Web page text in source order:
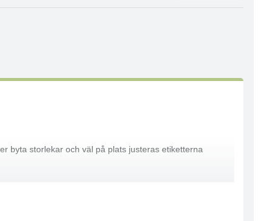
byta storlekar och väl på plats justeras etiketterna
och 1060N